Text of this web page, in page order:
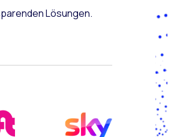
Lösungen.